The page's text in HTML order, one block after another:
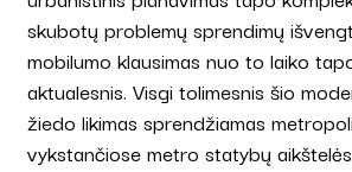
skubotų problemų sprendimų
mobilumo klausimas nuo to laiko
aktualesnis. Visgi tolimesnis šio
žiedo likimas sprendžiamas
vykstančiose metro statybų